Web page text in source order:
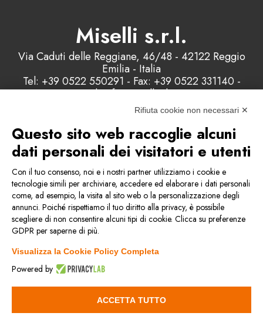
Miselli s.r.l.
Via Caduti delle Reggiane, 46/48 - 42122 Reggio
Emilia - Italia
Tel: +39 0522 550291 - Fax: +39 0522 331140 -
Email: info@misellisrl.com
P.IVA e C.F. : 00178200358 - Capitale Sociale:
98.000 euro
Contattaci
Condizioni generali di vendita
Privacy & Cookie Policy
Politica della qualità
Reach
Rifiuta cookie non necessari ✕
Questo sito web raccoglie alcuni
dati personali dei visitatori e utenti
Con il tuo consenso, noi e i nostri partner utilizziamo i cookie e
tecnologie simili per archiviare, accedere ed elaborare i dati personali
come, ad esempio, la visita al sito web o la personalizzazione degli
annunci. Poiché rispettiamo il tuo diritto alla privacy, è possibile
scegliere di non consentire alcuni tipi di cookie. Clicca su preferenze
GDPR per saperne di più.
Visualizza la Cookie Policy Completa
Powered by
ACCETTA TUTTO